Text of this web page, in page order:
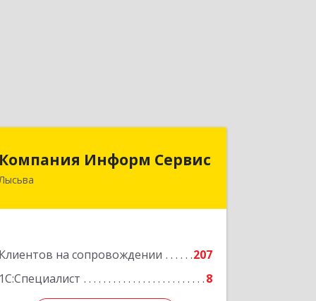
Компания Информ Сервис
Лысьва
Клиентов на сопровождении
207
1С:Специалист
8
Компания Информ Сервис
618909, Пермский край, Лысьва г,